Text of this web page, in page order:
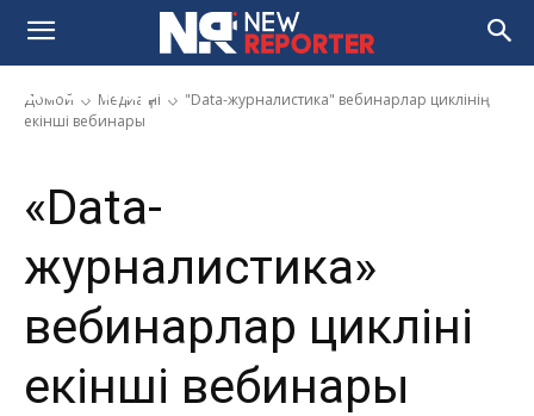
Домой Медиа үні
"Data-журналистика" вебинарлар циклінің
екінші вебинары
«Data-журналистика»
вебинарлар циклінің екінші
вебинары
«Data-
журналистика»
вебинарлар циклінің
екінші вебинары